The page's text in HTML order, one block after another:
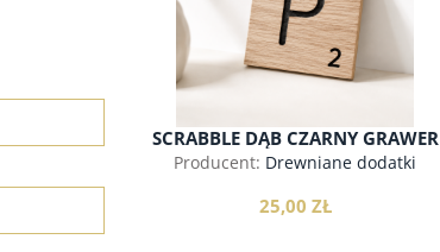
SCRABBLE DĄB CZARNY GRAWER
V2
Producent: Drewniane dodatki
25,00 ZŁ